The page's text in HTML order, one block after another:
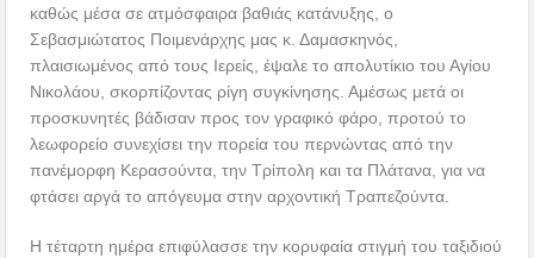
καθώς μέσα σε ατμόσφαιρα βαθιάς κατάνυξης, ο
Σεβασμιώτατος Ποιμενάρχης μας κ. Δαμασκηνός,
πλαισιωμένος από τους Ιερείς, έψαλε το απολυτίκιο του Αγίου
Νικολάου, σκορπίζοντας ρίγη συγκίνησης. Αμέσως μετά οι
προσκυνητές βάδισαν προς τον γραφικό φάρο, προτού το
λεωφορείο συνεχίσει την πορεία του περνώντας από την
πανέμορφη Κερασούντα, την Τρίπολη και τα Πλάτανα, για να
φτάσει αργά το απόγευμα στην αρχοντική Τραπεζούντα.
Η τέταρτη ημέρα επιφύλασσε την κορυφαία στιγμή του ταξιδιού